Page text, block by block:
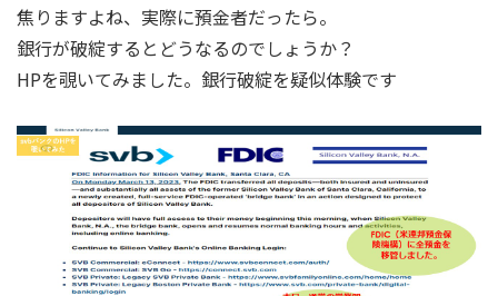
焦りますよね、実際に預金者だったら。
銀行が破綻するとどうなるのでしょうか？
HPを覗いてみました。銀行破綻を疑似体験です